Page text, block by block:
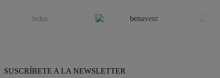
SUSCRÍBETE A LA NEWSLETTER